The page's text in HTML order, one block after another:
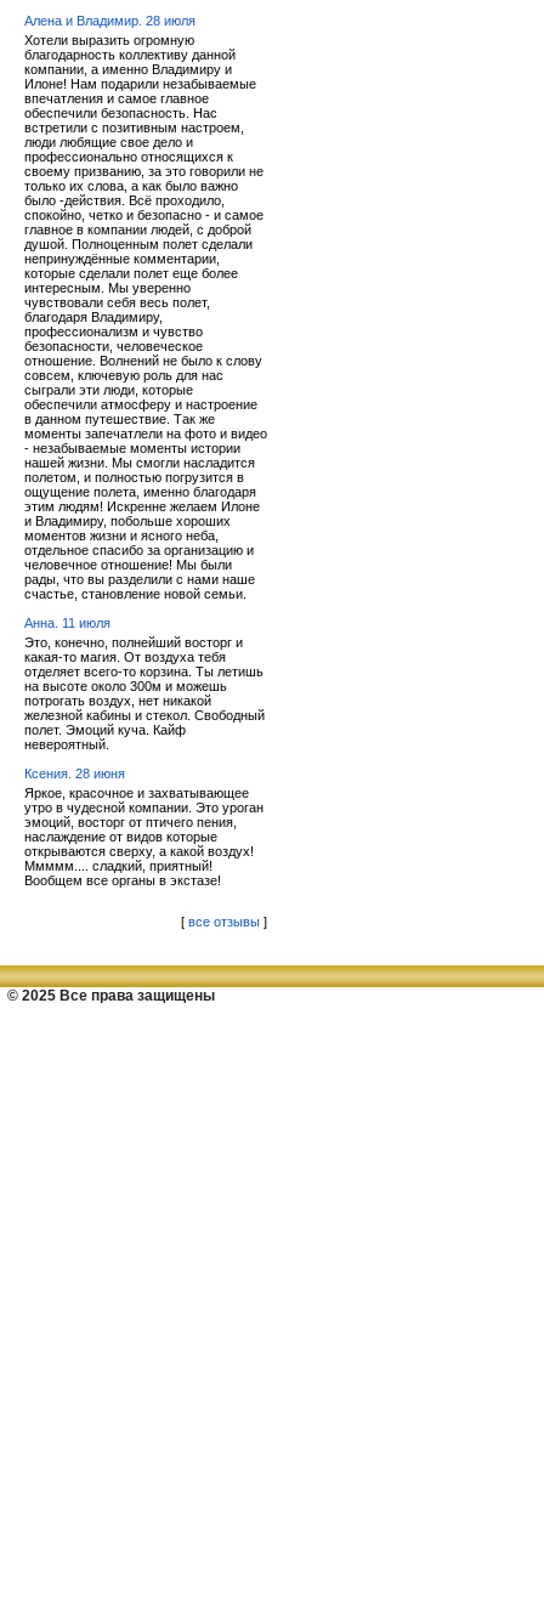
Алена и Владимир. 28 июля
Хотели выразить огромную
благодарность коллективу данной
компании, а именно Владимиру и
Илоне! Нам подарили незабываемые
впечатления и самое главное
обеспечили безопасность. Нас
встретили с позитивным настроем,
люди любящие свое дело и
профессионально относящихся к
своему призванию, за это говорили не
только их слова, а как было важно
было -действия. Всё проходило,
спокойно, четко и безопасно - и самое
главное в компании людей, с доброй
душой. Полноценным полет сделали
непринуждённые комментарии,
которые сделали полет еще более
интересным. Мы уверенно
чувствовали себя весь полет,
благодаря Владимиру,
профессионализм и чувство
безопасности, человеческое
отношение. Волнений не было к слову
совсем, ключевую роль для нас
сыграли эти люди, которые
обеспечили атмосферу и настроение
в данном путешествие. Так же
моменты запечатлели на фото и видео
- незабываемые моменты истории
нашей жизни. Мы смогли насладится
полетом, и полностью погрузится в
ощущение полета, именно благодаря
этим людям! Искренне желаем Илоне
и Владимиру, побольше хороших
моментов жизни и ясного неба,
отдельное спасибо за организацию и
человечное отношение! Мы были
рады, что вы разделили с нами наше
счастье, становление новой семьи.
Анна. 11 июля
Это, конечно, полнейший восторг и
какая-то магия. От воздуха тебя
отделяет всего-то корзина. Ты летишь
на высоте около 300м и можешь
потрогать воздух, нет никакой
железной кабины и стекол. Свободный
полет. Эмоций куча. Кайф
невероятный.
Ксения. 28 июня
Яркое, красочное и захватывающее
утро в чудесной компании. Это уроган
эмоций, восторг от птичего пения,
наслаждение от видов которые
открываются сверху, а какой воздух!
Ммммм.... сладкий, приятный!
Вообщем все органы в экстазе!
[ все отзывы ]
© 2025 Все права защищены